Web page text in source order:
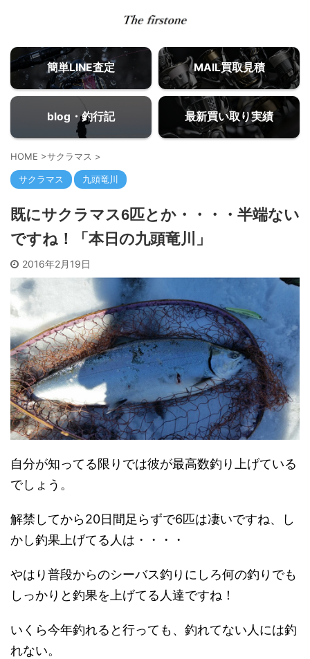
簡単LINE査定 MAIL買取見積
blog・釣行記 最新買い取り実績
HOME >サクラマス >
サクラマス 九頭竜川
既にサクラマス6匹とか・・・・半端ない
ですね！「本日の九頭竜川」
2016年2月19日
自分が知ってる限りでは彼が最高数釣り上げている
でしょう。
解禁してから20日間足らずで6匹は凄いですね、し
かし釣果上げてる人は・・・・
やはり普段からのシーバス釣りにしろ何の釣りでも
しっかりと釣果を上げてる人達ですね！
いくら今年釣れると行っても、釣れてない人には釣
れない。